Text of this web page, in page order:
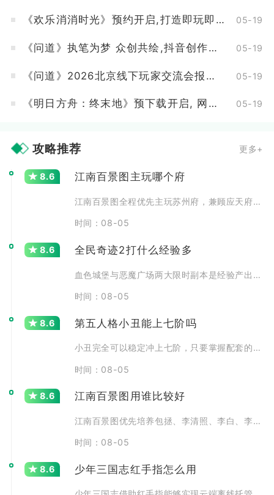
《欢乐消消时光》预约开启,打造即玩即收藏的“多海岛旅行纪录片” 05-19
《问道》执笔为梦 众创共绘,抖音创作活动开启 05-19
《问道》2026北京线下玩家交流会报名最后一天 05-19
《明日方舟：终末地》预下载开启, 网易云游戏免下载不占内存 05-19
攻略推荐 更多+
8.6 江南百景图主玩哪个府
江南百景图全程优先主玩苏州府，兼顾应天府基础供给，杭州府
时间：08-05
8.6 全民奇迹2打什么经验多
血色城堡与恶魔广场两大限时副本是经验产出最高的核心玩法，
时间：08-05
8.6 第五人格小丑能上七阶吗
小丑完全可以稳定冲上七阶，只要掌握配套的零件运营、拉锯博
时间：08-05
8.6 江南百景图用谁比较好
江南百景图优先培养包拯、李清照、李白、李时珍，这四位覆盖
时间：08-05
8.6 少年三国志红手指怎么用